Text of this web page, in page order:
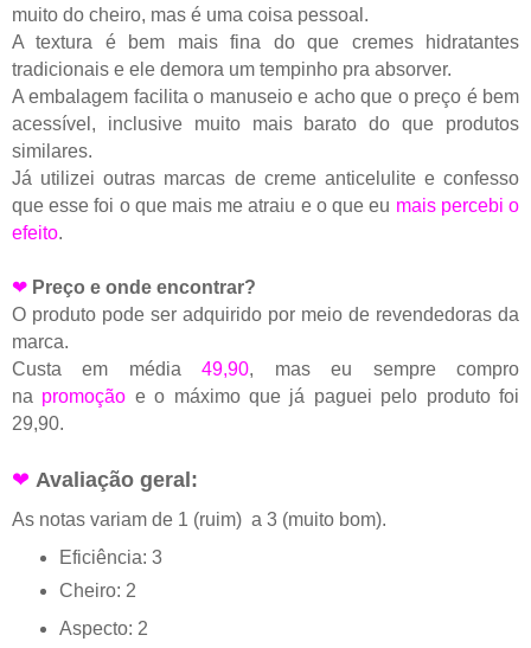
muito do cheiro, mas é uma coisa pessoal.
A textura é bem mais fina do que cremes hidratantes
tradicionais e ele demora um tempinho pra absorver.
A embalagem facilita o manuseio e acho que o preço é bem
acessível, inclusive muito mais barato do que produtos
similares.
Já utilizei outras marcas de creme anticelulite e confesso
que esse foi o que mais me atraiu e o que eu mais percebi o
efeito.
❤ Preço e onde encontrar?
O produto pode ser adquirido por meio de revendedoras da
marca.
Custa em média
49,90, mas eu sempre compro
na promoção e o máximo que já paguei pelo produto foi
29,90.
❤ Avaliação geral:
As notas variam de 1 (ruim) a 3 (muito bom).
Eficiência: 3
Cheiro: 2
Aspecto: 2